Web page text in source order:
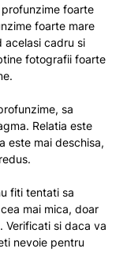
foarte
foarte mare
acelasi cadru si
fotografii foarte
sa
Relatia este
este mai deschisa,
fiti tentati sa
mai mica, doar
Verificati si daca va
nevoie pentru